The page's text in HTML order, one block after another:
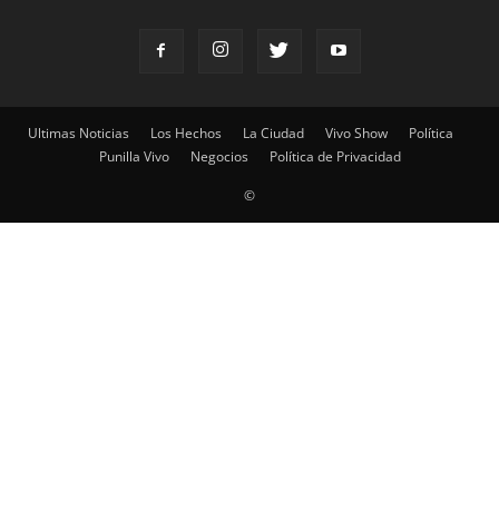
Ultimas Noticias Los Hechos La Ciudad Vivo Show
Política
Punilla Vivo
Negocios Política de Privacidad
©